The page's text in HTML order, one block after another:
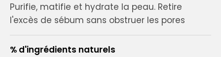
Purifie, matifie et hydrate la peau. Retire
l'excès de sébum sans obstruer les pores
% d'ingrédients naturels